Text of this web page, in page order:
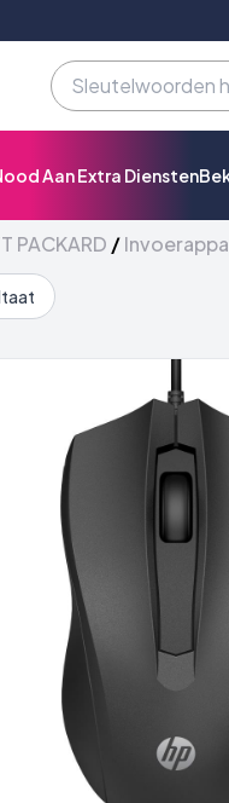
Aan Extra Diensten
PACKARD /